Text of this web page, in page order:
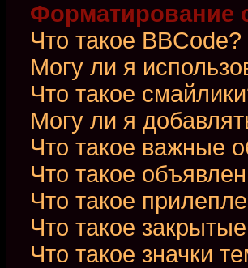
Форматирование
Что такое BBCode?
Могу ли я
Что такое
Могу ли я
Что такое важные
Что такое
Что такое
Что такое
Что такое значки